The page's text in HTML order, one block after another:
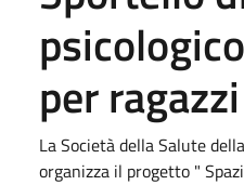
per ragazzi
La Società della Salute
organizza il progetto "